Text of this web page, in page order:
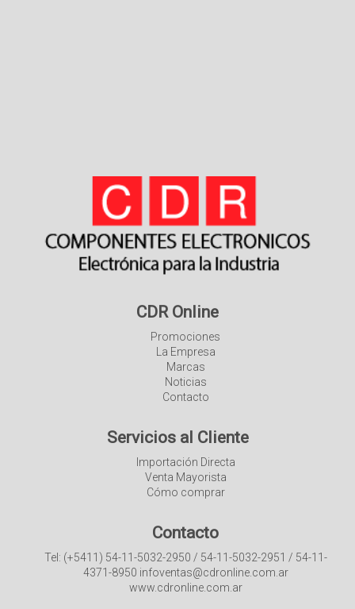
CDR Online
Promociones
La Empresa
Marcas
Noticias
Contacto
Servicios al Cliente
Importación Directa
Venta Mayorista
Cómo comprar
Contacto
Tel: (+5411) 54-11-5032-2950 / 54-11-5032-2951 / 54-11-
4371-8950 infoventas@cdronline.com.ar
www.cdronline.com.ar